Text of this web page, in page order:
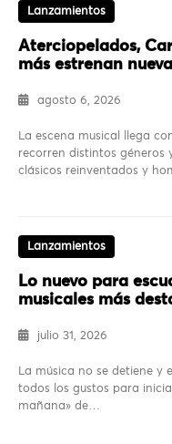
Lanzamientos
Aterciopelados,
más estrenan
agosto 6, 2026
La escena musical llega
recorren distintos géneros
clásicos reinventados y
Lanzamientos
Lo nuevo para
musicales más
julio 31, 2026
La música no se detiene y
todos los gustos para
mañana» de…